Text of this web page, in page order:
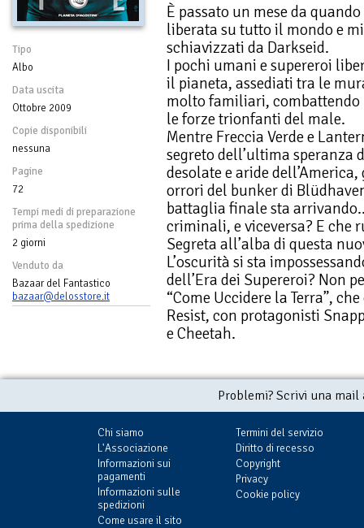
Tipo
Albo
Data uscita
Ottobre 2009
Copie disponibili
nessuna
Pagine
72
Tempi medi di preparazione
prima della spedizione
2 giorni
Venduto da
Bazaar del Fantastico
bazaar@delosstore.it
È passato un mese da
liberata su tutto il mondo e
schiavizzati da Darkseid.
I pochi umani e supereroi
il pianeta, assediati tra le
molto familiari,
le forze trionfanti del male.
Mentre Freccia Verde e
segreto dell’ultima speranza
desolate e aride
orrori del bunker di
battaglia finale sta
criminali, e viceversa? E che
Segreta all’alba di questa
L’oscurità si sta
dell’Era dei Supereroi? Non
“Come Uccidere la Terra”,
Resist, con protagonisti
e Cheetah.
Problemi? Scrivi una
Chi siamo
L'Associazione
Informazioni sui
pagamenti
Informazioni sulle
spedizioni
Come usare il sito
Termini del servizio
Diritto di recesso
Copyright
Privacy
Cookie policy